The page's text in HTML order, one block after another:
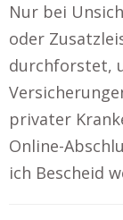
Nur bei
oder
durchforstet,
privater
Online-
ich Bescheid